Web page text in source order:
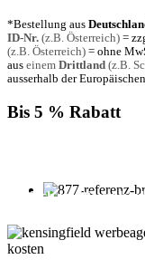
*Bestellung aus
ID-Nr. (z.B. Österreich) =
(z.B. Österreich) = ohne
aus einem Drittland (z.B.
ausserhalb der
Bis 5 % Rabatt
Einfach im